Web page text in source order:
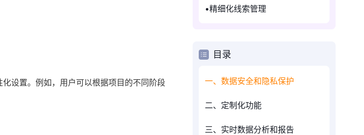
设置。例如，用户可以根据项目的不同阶段
精细化线索管理
目录
一、数据安全和隐私保护
二、定制化功能
三、实时数据分析和报告